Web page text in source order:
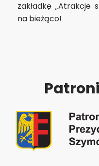
zakładkę „Atrakcje
na bieżąco!